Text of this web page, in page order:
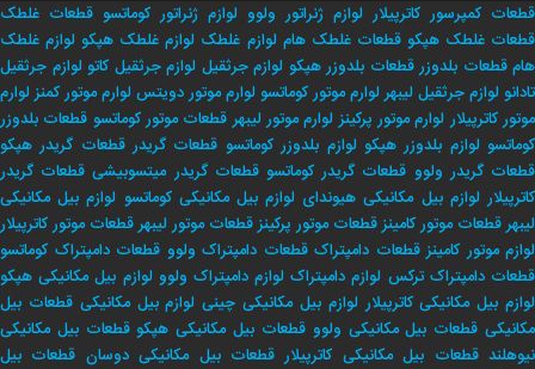
قطعات کمپرسور کاترپیلار لوازم ژنراتور ولوو لوازم ژنراتور کوماتسو قطعات غلطک
قطعات غلطک هپکو قطعات غلطک هام لوازم غلطک لوازم غلطک هپکو لوازم غلطک
هام قطعات بلدوزر قطعات بلدوزر هپکو لوازم جرثقیل لوازم جرثقیل کاتو لوازم جرثقیل
تادانو لوازم جرثقیل لیبهر لوارم موتور کوماتسو لوارم موتور دویتس لوارم موتور کمنز لوارم
موتور کاترپیلار لوارم موتور پرکینز لوارم موتور لیبهر قطعات موتور کوماتسو قطعات بلدوزر
کوماتسو لوازم بلدوزر هپکو لوازم بلدوزر کوماتسو قطعات گریدر قطعات گریدر هپکو
قطعات گریدر ولوو قطعات گریدر کوماتسو قطعات گریدر میتسوبیشی قطعات گریدر
کاترپیلار لوازم بیل مکانیکی هیوندای لوازم بیل مکانیکی کوماتسو لوازم بیل مکانیکی
لیبهرقطعات موتور کامینزقطعات موتور پرکینزقطعات موتور لیبهرقطعات موتور کاترپیلار
لوازم موتور کامینز قطعات دامپتراک قطعات دامپتراک ولوو قطعات دامپتراک کوماتسو
قطعات دامپتراک ترکس لوازم دامپتراک لوازم دامپتراک ولوو لوازم بیل مکانیکی هپکو
لوازم بیل مکانیکی کاترپیلار لوازم بیل مکانیکی چینی لوازم بیل مکانیکی قطعات بیل
مکانیکی قطعات بیل مکانیکی ولوو قطعات بیل مکانیکی هپکو قطعات بیل مکانیکی
نیوهلند قطعات بیل مکانیکی کاترپیلار قطعات بیل مکانیکی دوسان قطعات بیل